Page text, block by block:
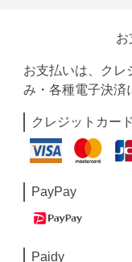
お
お支払いは、クレ
み・各種電子決済
クレジットカード
PayPay
Paidy